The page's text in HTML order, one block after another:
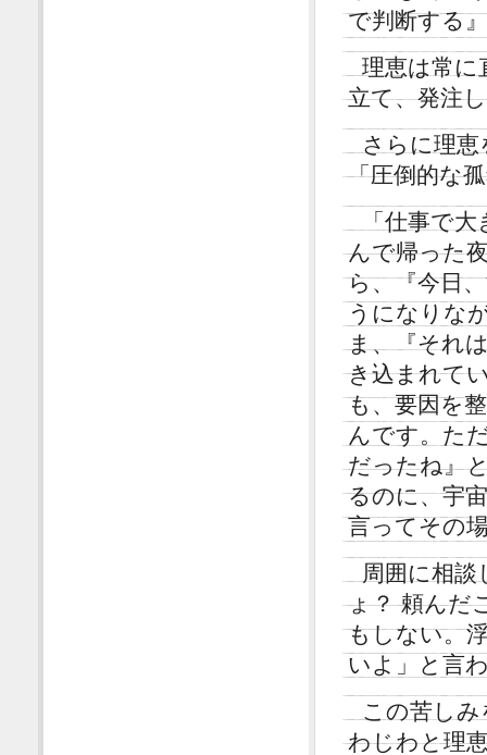
で判断する
理恵は常に
立て、発注
さらに理
「圧倒的な
「仕事で
んで帰った
ら、『今日
うになりな
ま、『それ
き込まれて
も、要因を
んです。た
だったね』
るのに、宇
言ってその
周囲に相
ょ？ 頼んだ
もしない。
いよ」と言
この苦し
わじわと理